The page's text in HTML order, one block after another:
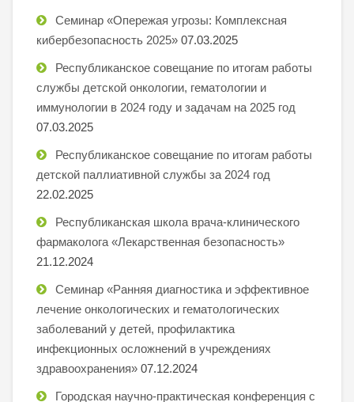
Семинар «Опережая угрозы: Комплексная
кибербезопасность 2025» 07.03.2025
Республиканское совещание по итогам работы
службы детской онкологии, гематологии и
иммунологии в 2024 году и задачам на 2025 год
07.03.2025
Республиканское совещание по итогам работы
детской паллиативной службы за 2024 год
22.02.2025
Республиканская школа врача-клинического
фармаколога «Лекарственная безопасность»
21.12.2024
Семинар «Ранняя диагностика и эффективное
лечение онкологических и гематологических
заболеваний у детей, профилактика
инфекционных осложнений в учреждениях
здравоохранения» 07.12.2024
Городская научно-практическая конференция с